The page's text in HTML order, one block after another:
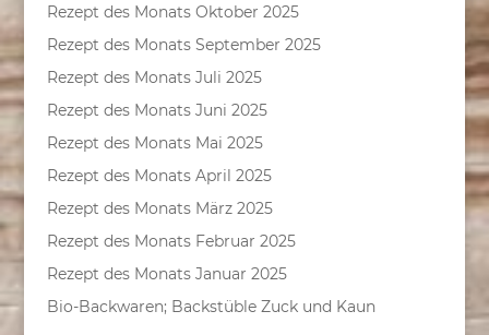
Rezept des Monats Oktober 2025
Rezept des Monats September 2025
Rezept des Monats Juli 2025
Rezept des Monats Juni 2025
Rezept des Monats Mai 2025
Rezept des Monats April 2025
Rezept des Monats März 2025
Rezept des Monats Februar 2025
Rezept des Monats Januar 2025
Bio-Backwaren; Backstüble Zuck und Kaun